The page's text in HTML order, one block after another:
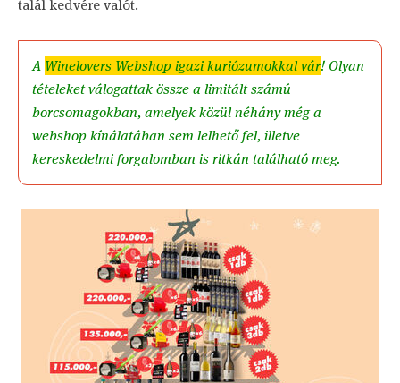
talál kedvére valót.
A Winelovers Webshop igazi kuriózumokkal vár! Olyan
tételeket válogattak össze a limitált számú
borcsomagokban, amelyek közül néhány még a
webshop kínálatában sem lelhető fel, illetve
kereskedelmi forgalomban is ritkán található meg.